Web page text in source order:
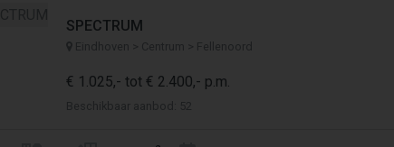
SPECTRUM
Eindhoven > Centrum > Fellenoord
€ 1.025,- tot € 2.400,- p.m.
Beschikbaar aanbod: 52